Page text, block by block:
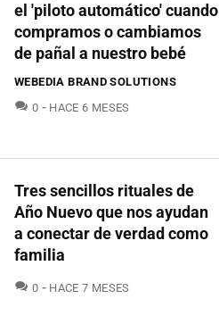
el 'piloto automático' cuando
compramos o cambiamos
de pañal a nuestro bebé
WEBEDIA BRAND SOLUTIONS
0 COMENTARIOS
HACE 6 MESES
Tres sencillos rituales de
Año Nuevo que nos ayudan
a conectar de verdad como
familia
0 COMENTARIOS
HACE 7 MESES